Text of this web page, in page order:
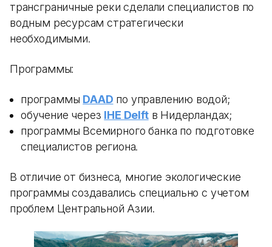
трансграничные реки сделали специалистов по
водным ресурсам стратегически
необходимыми.
Программы:
программы DAAD по управлению водой;
обучение через IHE Delftв Нидерландах;
программы Всемирного банка по подготовке
специалистов региона.
В отличие от бизнеса, многие экологические
программы создавались специально с учетом
проблем Центральной Азии.